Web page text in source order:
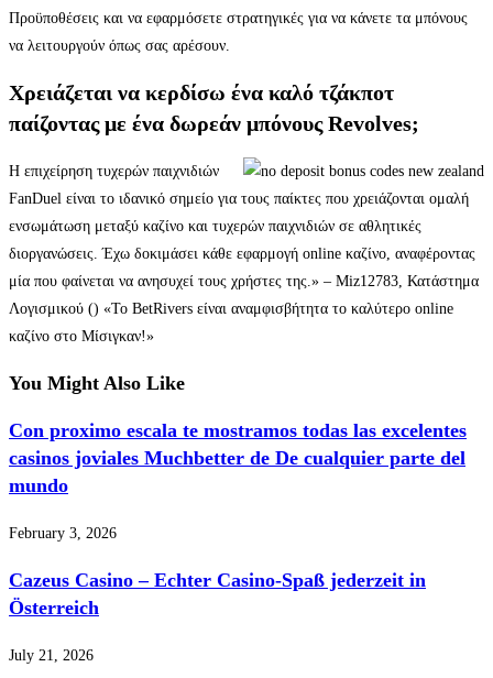
Προϋποθέσεις και να εφαρμόσετε στρατηγικές για να κάνετε τα μπόνους
να λειτουργούν όπως σας αρέσουν.
Χρειάζεται να κερδίσω ένα καλό τζάκποτ
παίζοντας με ένα δωρεάν μπόνους Revolves;
Η επιχείρηση τυχερών παιχνιδιών
FanDuel είναι το ιδανικό σημείο για τους παίκτες που χρειάζονται ομαλή
ενσωμάτωση μεταξύ καζίνο και τυχερών παιχνιδιών σε αθλητικές
διοργανώσεις. Έχω δοκιμάσει κάθε εφαρμογή online καζίνο, αναφέροντας
μία που φαίνεται να ανησυχεί τους χρήστες της.» – Miz12783, Κατάστημα
Λογισμικού () «Το BetRivers είναι αναμφισβήτητα το καλύτερο online
καζίνο στο Μίσιγκαν!»
You Might Also Like
Con proximo escala te mostramos todas las excelentes
casinos joviales Muchbetter de De cualquier parte del
mundo
February 3, 2026
Cazeus Casino – Echter Casino-Spaß jederzeit in
Österreich
July 21, 2026